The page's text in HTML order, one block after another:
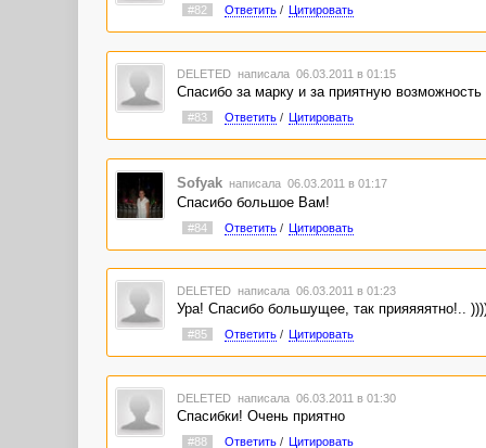
#82 Ответить/ Цитировать
DELETED написала 06.03.2011 в 01:15
Спасибо за марку и за приятную возможность
#83 Ответить/ Цитировать
Sofyak написала 06.03.2011 в 01:17
Спасибо большое Вам!
#84 Ответить/ Цитировать
DELETED написала 06.03.2011 в 01:23
Ура! Спасибо большущее, так прияяяятно!..
#85 Ответить/ Цитировать
DELETED написала 06.03.2011 в 01:30
Спасибки! Очень приятно
#88 Ответить/ Цитировать